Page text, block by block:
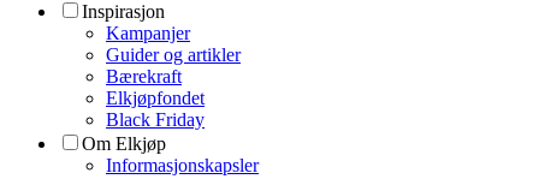
Inspirasjon
Kampanjer
Guider og artikler
Bærekraft
Elkjøpfondet
Black Friday
Om Elkjøp
Informasjonskapsler